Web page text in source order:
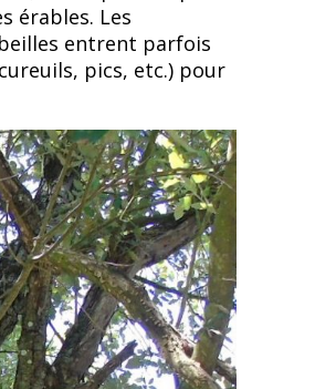
érables. Les
entrent parfois
pics, etc.) pour